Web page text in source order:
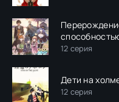
12 серия
Дети на
12 серия